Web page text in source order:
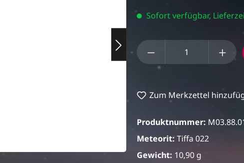
Sofort verfügbar,
Produkt Anzahl:
Zum Merkzettel
Produktnummer:
Meteorit: Tiffa 022
Gewicht: 10,90 g